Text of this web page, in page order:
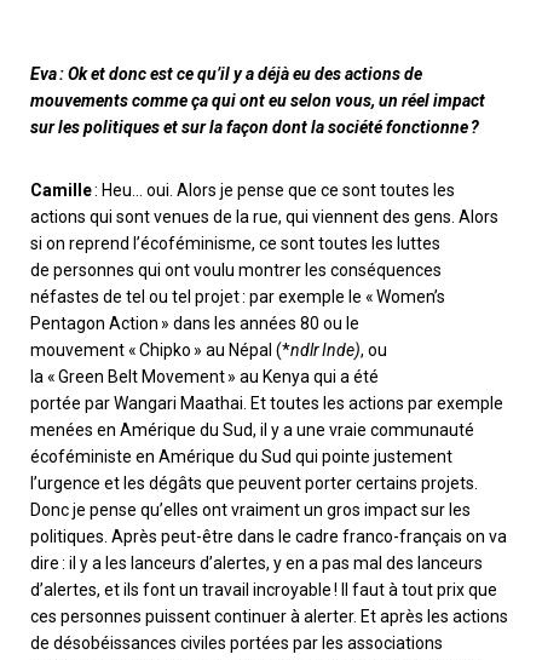
Eva : Ok et donc est ce qu’il y a déjà eu des actions de
mouvements comme ça qui ont eu selon vous, un réel impact
sur les politiques et sur la façon dont la société fonctionne ?
Camille: Heu… oui. Alors je pense que ce sont toutes les
actions qui sont venues de la rue, qui viennent des gens. Alors
si on reprend l’écoféminisme, ce sont toutes les luttes
de personnes qui ont voulu montrer les conséquences
néfastes de tel ou tel projet : par exemple le «Women’s
Pentagon Action » dans les années 80 ou le
mouvement«Chipko » au Népal (*ndlr Inde), ou
la «Green Belt Movement» au Kenya qui a été
portée parWangari Maathai . Et toutes les actions par exemple
menées en Amérique du Sud, il y a une vraie communauté
écoféministe en Amérique du Sud qui pointe justement
l’urgence et les dégâts que peuvent porter certains projets.
Donc je pense qu’elles ont vraiment un gros impact sur les
politiques. Après peut-être dans le cadre franco-français on va
dire: il y a les lanceurs d’alertes, y en a pas mal des lanceurs
d’alertes, et ils font un travail incroyable!
l faut à tout prix que
ces personnes puissent continuer à alerter. Et après les actions
de désobéissances civiles portées par les associations